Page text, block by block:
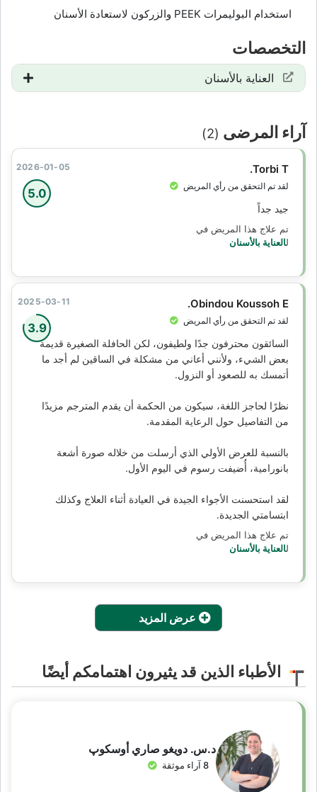
استخدام البوليمرات PEEK والزركون لاستعادة الأسنان
التخصصات
العناية بالأسنان
آراء المرضى (2)
5.0
Torbi T.
لقد تم التحقق من رأي المريض
2026-01-05
جيد جداً
تم علاج هذا المريض في
لالعناية بالأسنان
3.9
Obindou Koussoh E.
لقد تم التحقق من رأي المريض
2025-03-11
السائقون محترفون جدًا ولطيفون، لكن الحافلة الصغيرة قديمة
بعض الشيء، ولأنني أعاني من مشكلة في الساقين لم أجد ما
أتمسك به للصعود أو النزول.
نظرًا لحاجز اللغة، سيكون من الحكمة أن يقدم المترجم مزيدًا
من التفاصيل حول الرعاية المقدمة.
بالنسبة للعرض الأولي الذي أرسلت من خلاله صورة أشعة
بانورامية، أُضيفت رسوم في اليوم الأول.
لقد استحسنت الأجواء الجيدة في العيادة أثناء العلاج وكذلك
ابتسامتي الجديدة.
تم علاج هذا المريض في
لالعناية بالأسنان
الأطباء الذين قد يثيرون اهتمامكم أيضًا
د.س. دويغو صاري أوسكوپ
8 آراء موثقة